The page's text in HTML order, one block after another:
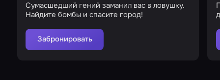
Сумасшедший гений заманил вас в ловушку.
Найдите бомбы и спасите город!
Забронировать